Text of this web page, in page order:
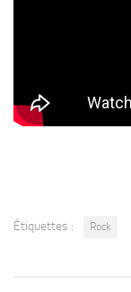
Étiquettes : Rock